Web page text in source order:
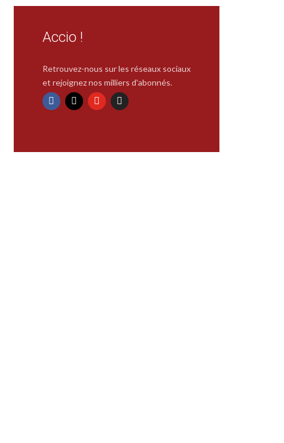
Accio !
Retrouvez-nous sur les réseaux sociaux
et rejoignez nos milliers d'abonnés.